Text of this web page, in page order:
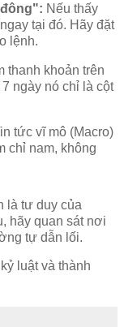
Nếu thấy
tại đó. Hãy đặt
lệnh.
thanh khoản trên
ngày nó chỉ là cột
tức vĩ mô (Macro)
chỉ nam, không
là tư duy của
hãy quan sát nơi
tự dẫn lối.
luật và thành